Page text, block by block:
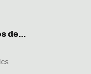
de...